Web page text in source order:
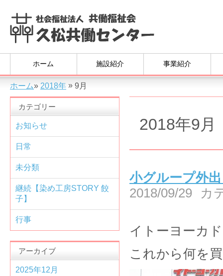
ホーム 施設紹介 事業紹介
ホーム» 2018年 » 9月
2018年9月
小グループ外
2018/09/29
カ
イトーヨーカ
これから何
カテゴリー
お知らせ
日常
未分類
継続【染め工房STORY 餃
子】
行事
アーカイブ
2025年12月